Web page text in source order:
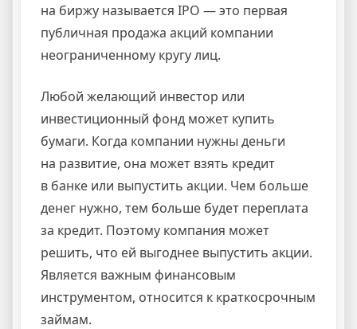
на биржу называется IPO — это первая
публичная продажа акций компании
неограниченному кругу лиц.
Любой желающий инвестор или
инвестиционный фонд может купить
бумаги. Когда компании нужны деньги
на развитие, она может взять кредит
в банке или выпустить акции. Чем больше
денег нужно, тем больше будет переплата
за кредит. Поэтому компания может
решить, что ей выгоднее выпустить акции.
Является важным финансовым
инструментом, относится к краткосрочным
займам.